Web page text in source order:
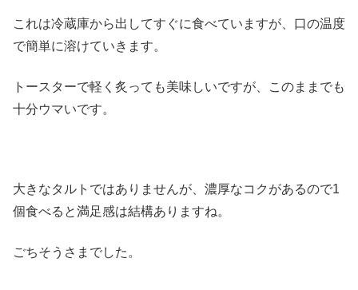
これは冷蔵庫から出してすぐに食べていますが、口の温度
で簡単に溶けていきます。
トースターで軽く炙っても美味しいですが、このままでも
十分ウマいです。
大きなタルトではありませんが、濃厚なコクがあるので1
個食べると満足感は結構ありますね。
ごちそうさまでした。